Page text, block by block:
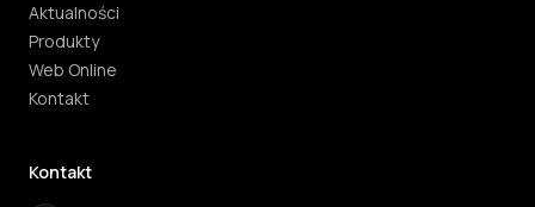
Aktualności
Produkty
Web Online
Kontakt
Kontakt